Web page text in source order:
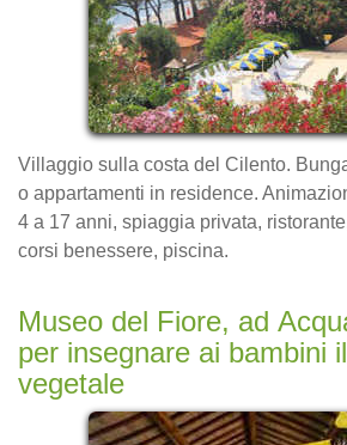
Villaggio sulla costa del Cilento.
o appartamenti in residence.
4 a 17 anni, spiaggia privata,
corsi benessere, piscina.
Museo del Fiore, ad
per insegnare ai bambini
vegetale